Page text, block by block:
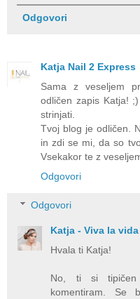
Odgovori
Katja Nail 2 Express
Sama z veseljem
odličen zapis Katja!
strinjati.
Tvoj blog je odličen.
in zdi se mi, da so
Vsekakor te z
Odgovori
Odgovori
Katja - Viva la
Hvala ti Katja!
No, ti si tipičen
komentiram. Se